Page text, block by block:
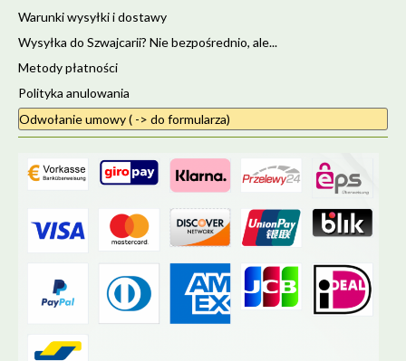
Warunki wysyłki i dostawy
Wysyłka do Szwajcarii? Nie bezpośrednio, ale...
Metody płatności
Polityka anulowania
Odwołanie umowy ( -> do formularza)